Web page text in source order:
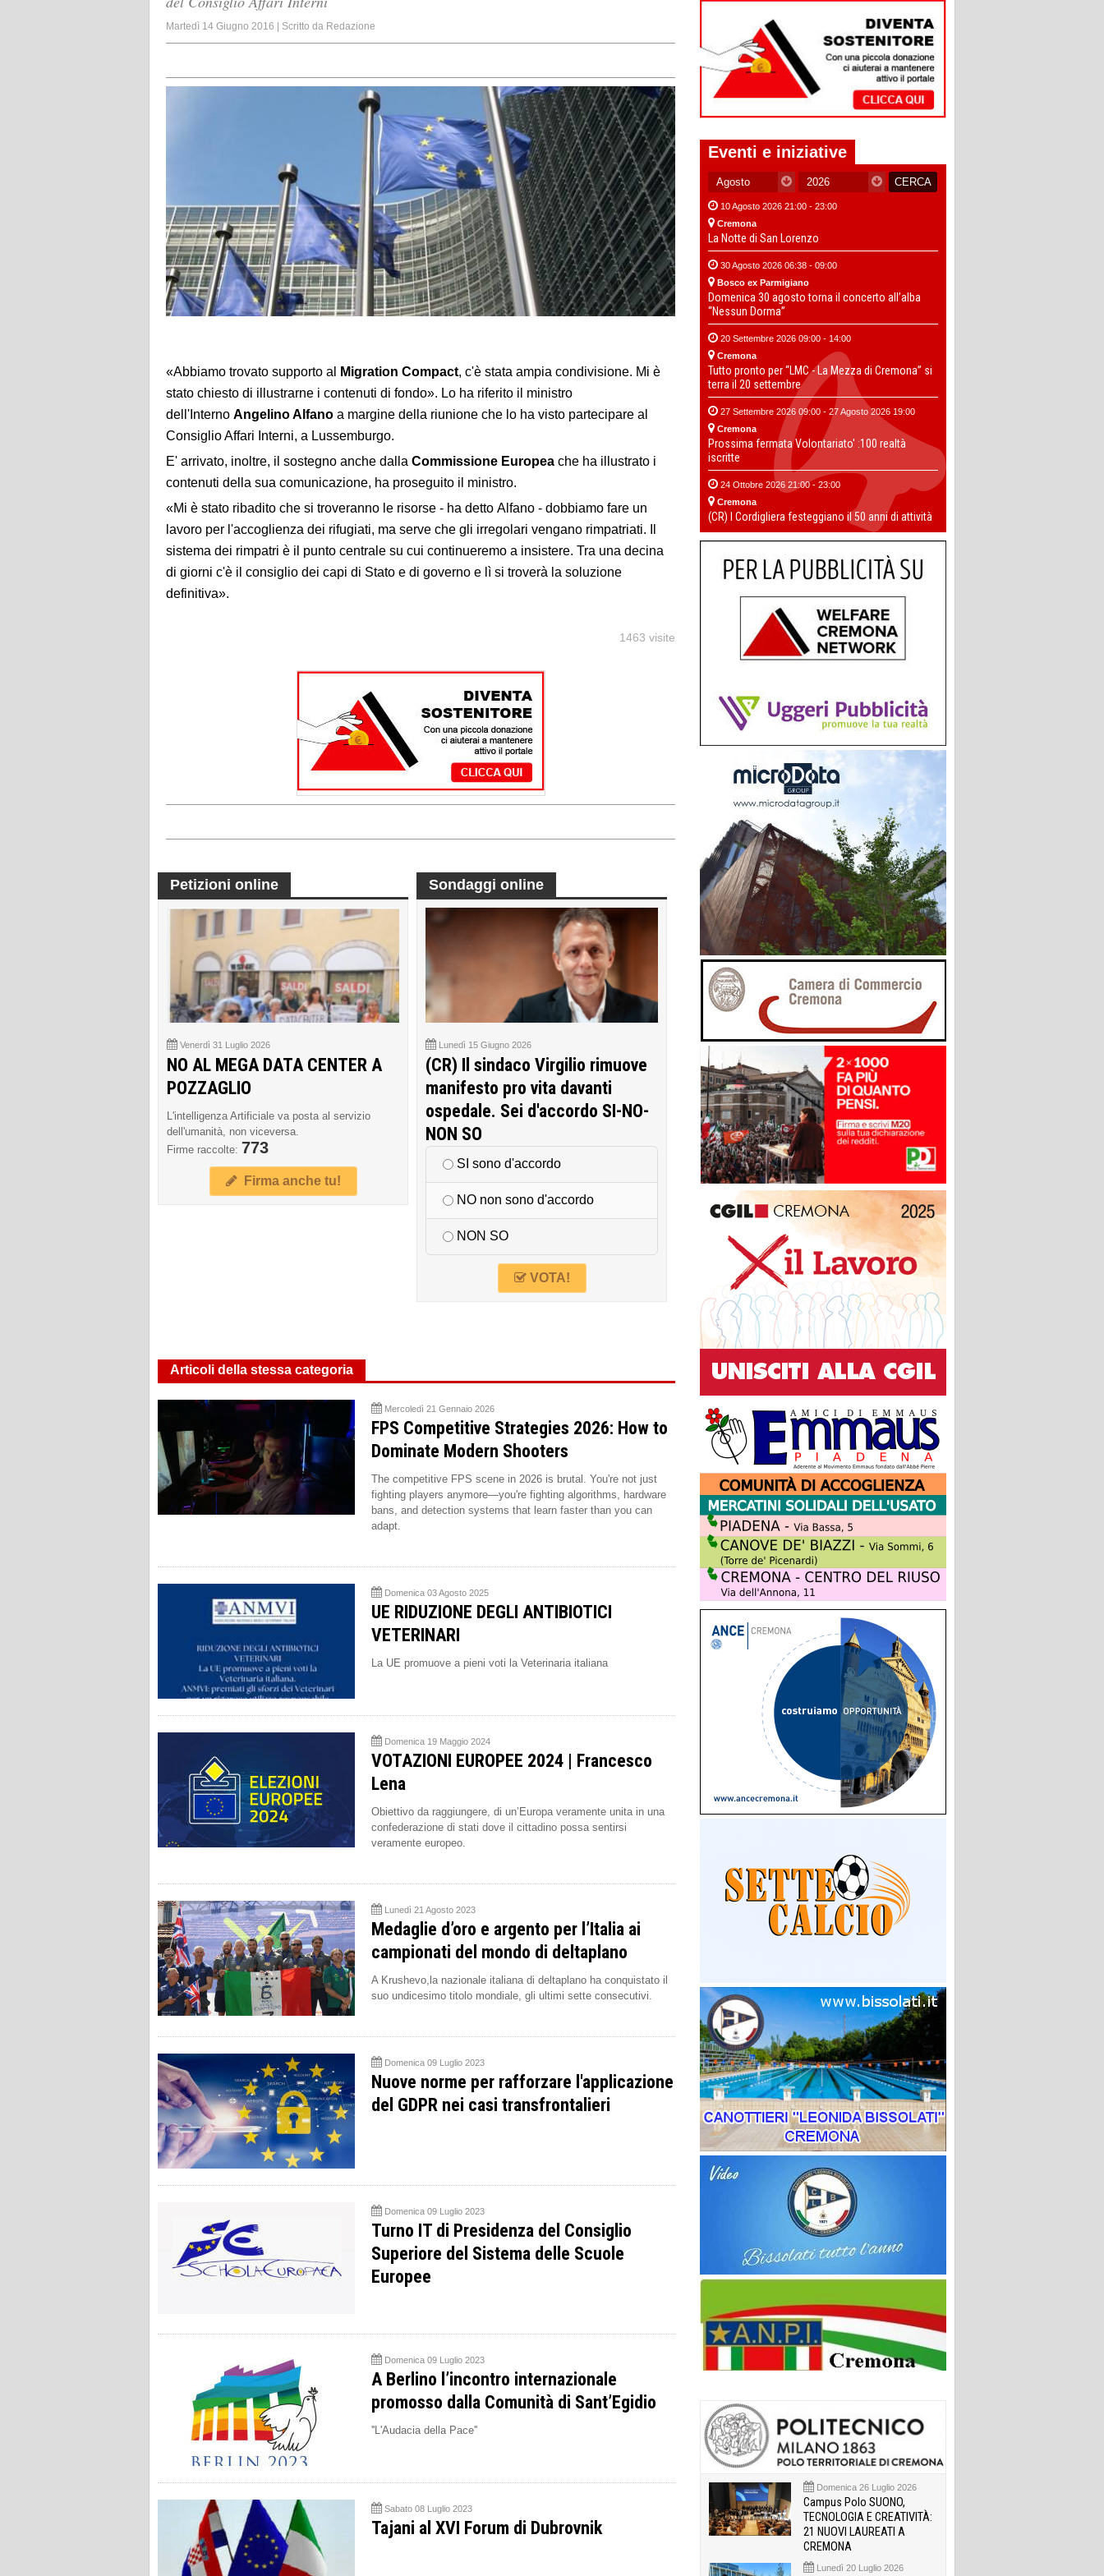
Martedì 14 Giugno 2016 | Scritto da Redazione
«Abbiamo trovato supporto al Migration Compact, c'è stata ampia condivisione. Mi è
stato chiesto di illustrarne i contenuti di fondo». Lo ha riferito il ministro
dell'Interno Angelino Alfano a margine della riunione che lo ha visto partecipare al
Consiglio Affari Interni, a Lussemburgo.
E' arrivato, inoltre, il sostegno anche dalla Commissione Europea che ha illustrato i
contenuti della sua comunicazione, ha proseguito il ministro.
«Mi è stato ribadito che si troveranno le risorse - ha detto Alfano - dobbiamo fare un
lavoro per l'accoglienza dei rifugiati, ma serve che gli irregolari vengano rimpatriati. Il
sistema dei rimpatri è il punto centrale su cui continueremo a insistere. Tra una decina
di giorni c'è il consiglio dei capi di Stato e di governo e lì si troverà la soluzione
definitiva».
1463 visite
Petizioni online
Venerdì 31 Luglio 2026
NO AL MEGA DATA CENTER A
POZZAGLIO
L'intelligenza Artificiale va posta al servizio
dell'umanità, non viceversa.
Firme raccolte: 773
Firma anche tu!
Sondaggi online
Lunedì 15 Giugno 2026
(CR) Il sindaco Virgilio rimuove
manifesto pro vita davanti
ospedale. Sei d'accordo SI-NO-
NON SO
SI sono d'accordo
NO non sono d'accordo
NON SO
VOTA!
Articoli della stessa categoria
Mercoledì 21 Gennaio 2026
FPS Competitive Strategies 2026: How to
Dominate Modern Shooters
The competitive FPS scene in 2026 is brutal. You're not just
fighting players anymore—you're fighting algorithms, hardware
bans, and detection systems that learn faster than you can
adapt.
Domenica 03 Agosto 2025
UE RIDUZIONE DEGLI ANTIBIOTICI
VETERINARI
La UE promuove a pieni voti la Veterinaria italiana
Domenica 19 Maggio 2024
VOTAZIONI EUROPEE 2024 | Francesco
Lena
Obiettivo da raggiungere, di un’Europa veramente unita in una
confederazione di stati dove il cittadino possa sentirsi
veramente europeo.
Lunedì 21 Agosto 2023
Medaglie d’oro e argento per l’Italia ai
campionati del mondo di deltaplano
A Krushevo,la nazionale italiana di deltaplano ha conquistato il
suo undicesimo titolo mondiale, gli ultimi sette consecutivi.
Domenica 09 Luglio 2023
Nuove norme per rafforzare l'applicazione
del GDPR nei casi transfrontalieri
Domenica 09 Luglio 2023
Turno IT di Presidenza del Consiglio
Superiore del Sistema delle Scuole
Europee
Domenica 09 Luglio 2023
A Berlino l’incontro internazionale
promosso dalla Comunità di Sant’Egidio
''L'Audacia della Pace''
Sabato 08 Luglio 2023
Tajani al XVI Forum di Dubrovnik
Eventi e iniziative
10 Agosto 2026 21:00 - 23:00
Cremona
La Notte di San Lorenzo
30 Agosto 2026 06:38 - 09:00
Bosco ex Parmigiano
Domenica 30 agosto torna il concerto all’alba
“Nessun Dorma”
20 Settembre 2026 09:00 - 14:00
Cremona
Tutto pronto per “LMC - La Mezza di Cremona” si
terra il 20 settembre
27 Settembre 2026 09:00 - 27 Agosto 2026 19:00
Cremona
Prossima fermata Volontariato' :100 realtà
iscritte
24 Ottobre 2026 21:00 - 23:00
Cremona
(CR) I Cordigliera festeggiano il 50 anni di attività
Domenica 26 Luglio 2026
Campus Polo SUONO,
TECNOLOGIA E CREATIVITÀ:
21 NUOVI LAUREATI A
CREMONA
Lunedì 20 Luglio 2026